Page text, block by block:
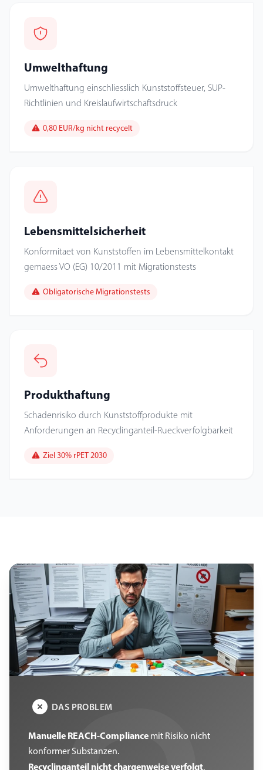
Umwelthaftung
Umwelthaftung einschliesslich Kunststoffsteuer, SUP-
Richtlinien und Kreislaufwirtschaftsdruck
0,80 EUR/kg nicht recycelt
Lebensmittelsicherheit
Konformitaet von Kunststoffen im Lebensmittelkontakt
gemaess VO (EG) 10/2011 mit Migrationstests
Obligatorische Migrationstests
Produkthaftung
Schadenrisiko durch Kunststoffprodukte mit
Anforderungen an Recyclinganteil-Rueckverfolgbarkeit
Ziel 30% rPET 2030
DAS PROBLEM
Manuelle REACH-Compliance mit Risiko nicht
konformer Substanzen.
Recyclinganteil nicht chargenweise verfolgt.